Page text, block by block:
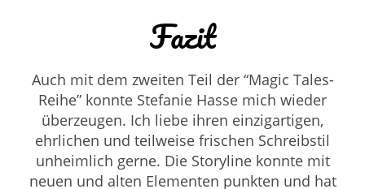
Fazit
Auch mit dem zweiten Teil der “Magic Tales-
Reihe” konnte Stefanie Hasse mich wieder
überzeugen. Ich liebe ihren einzigartigen,
ehrlichen und teilweise frischen Schreibstil
unheimlich gerne. Die Storyline konnte mit
neuen und alten Elementen punkten und hat